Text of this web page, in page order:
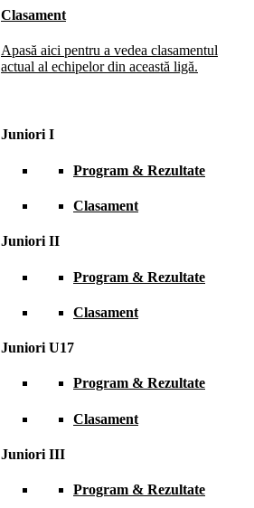
Clasament
Apasă aici pentru a vedea clasamentul
actual al echipelor din această ligă.
Juniori I
Program & Rezultate
Clasament
Juniori II
Program & Rezultate
Clasament
Juniori U17
Program & Rezultate
Clasament
Juniori III
Program & Rezultate